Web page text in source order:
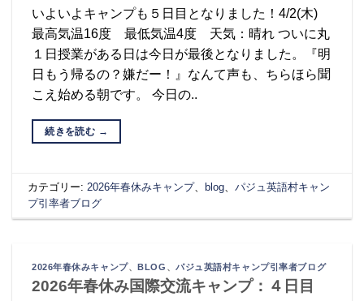
いよいよキャンプも５日目となりました！4/2(木)
最高気温16度 最低気温4度 天気：晴れ ついに丸
１日授業がある日は今日が最後となりました。『明
日もう帰るの？嫌だー！』なんて声も、ちらほら聞
こえ始める朝です。 今日の..
続きを読む →
カテゴリー: 2026年春休みキャンプ、blog 、パジュ英語村キャン
プ引率者ブログ
2026年春休みキャンプ、 BLOG 、パジュ英語村キャンプ引率者ブログ
2026年春休み国際交流キャンプ：４日目